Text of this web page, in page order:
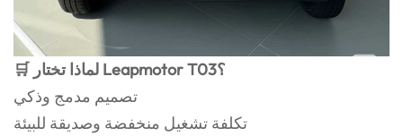
🛒 لماذا تختار Leapmotor T03؟
تصميم مدمج وذكي
تكلفة تشغيل منخفضة وصديقة للبيئة